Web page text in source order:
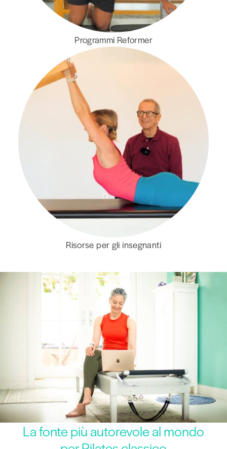
Programmi Reformer
Risorse per gli insegnanti
La fonte più autorevole al mondo